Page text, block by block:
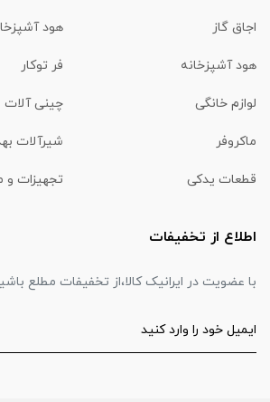
اجاق گاز هود
هود آشپزخانه فر توکار
لوازم خانگی چینی آلات
ماكروفر شیرآلات
قطعات یدکی تجهیزات و
اطلاع از تخفیفات
با عضویت در ایرانیک کالا،از تخفیفات مطلع